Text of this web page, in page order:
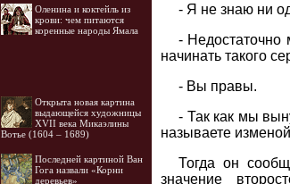
Оленина и коктейль из
крови: чем питаются
коренные народы Ямала
Открыта новая картина
выдающейся художницы
XVII века Микаэлины
Вотье (1604 – 1689)
Последней картиной Ван
Гога назвали «Корни
деревьев»
- Я не знаю ни
- Недостаточно
начинать такого
- Вы правы.
- Так как мы
называете
Тогда он
значение